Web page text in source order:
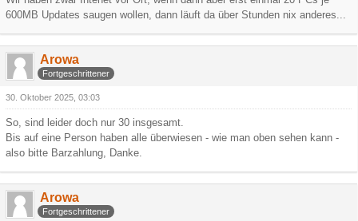
600MB Updates saugen wollen, dann läuft da über Stunden nix anderes...
Arowa
Fortgeschrittener
30. Oktober 2025, 03:03
So, sind leider doch nur 30 insgesamt.
Bis auf eine Person haben alle überwiesen - wie man oben sehen kann -
also bitte Barzahlung, Danke.
Arowa
Fortgeschrittener